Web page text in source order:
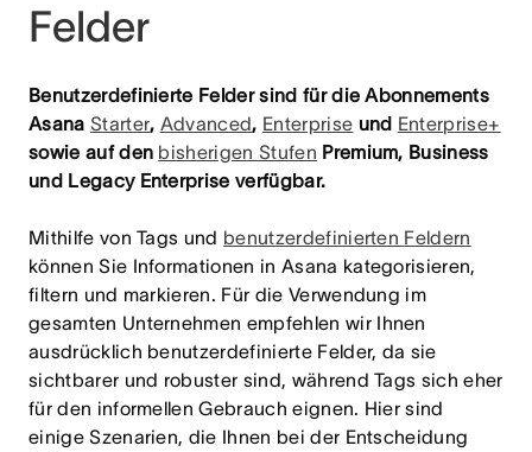
Felder
Benutzerdefinierte Felder sind für die Abonnements
Asana Starter, Advanced, Enterprise und Enterprise+
sowie auf den bisherigen Stufen Premium, Business
und Legacy Enterprise verfügbar.
Mithilfe von Tags und benutzerdefinierten Feldern
können Sie Informationen in Asana kategorisieren,
filtern und markieren. Für die Verwendung im
gesamten Unternehmen empfehlen wir Ihnen
ausdrücklich benutzerdefinierte Felder, da sie
sichtbarer und robuster sind, während Tags sich eher
für den informellen Gebrauch eignen. Hier sind
einige Szenarien, die Ihnen bei der Entscheidung